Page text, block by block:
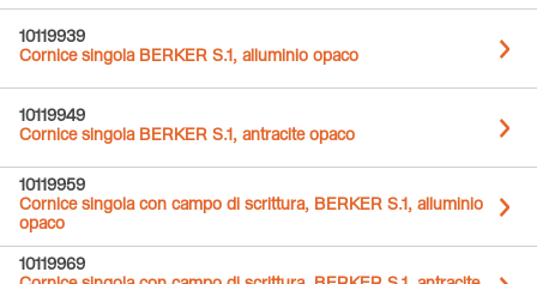
10119939
Cornice singola BERKER S.1, alluminio opaco
10119949
Cornice singola BERKER S.1, antracite opaco
10119959
Cornice singola con campo di scrittura, BERKER S.1, alluminio
opaco
10119969